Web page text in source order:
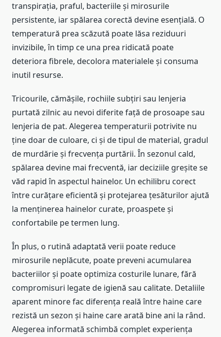
transpirația, praful, bacteriile și mirosurile
persistente, iar spălarea corectă devine esențială. O
temperatură prea scăzută poate lăsa reziduuri
invizibile, în timp ce una prea ridicată poate
deteriora fibrele, decolora materialele și consuma
inutil resurse.
Tricourile, cămășile, rochiile subțiri sau lenjeria
purtată zilnic au nevoi diferite față de prosoape sau
lenjeria de pat. Alegerea temperaturii potrivite nu
ține doar de culoare, ci și de tipul de material, gradul
de murdărie și frecvența purtării. În sezonul cald,
spălarea devine mai frecventă, iar deciziile greșite se
văd rapid în aspectul hainelor. Un echilibru corect
între curățare eficientă și protejarea țesăturilor ajută
la menținerea hainelor curate, proaspete și
confortabile pe termen lung.
În plus, o rutină adaptată verii poate reduce
mirosurile neplăcute, poate preveni acumularea
bacteriilor și poate optimiza costurile lunare, fără
compromisuri legate de igienă sau calitate. Detaliile
aparent minore fac diferența reală între haine care
rezistă un sezon și haine care arată bine ani la rând.
Alegerea informată schimbă complet experiența